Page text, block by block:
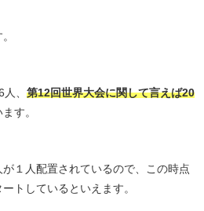
、 第12回世界大会に関して言えば20
す。
１人配置されているので、この時点
トしているといえます。